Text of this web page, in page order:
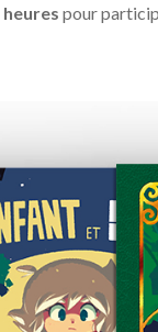
pour